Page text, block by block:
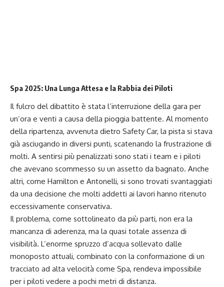
Spa 2025: Una Lunga Attesa e la Rabbia dei Piloti
Il fulcro del dibattito è stata l’interruzione della gara per
un’ora e venti a causa della pioggia battente. Al momento
della ripartenza, avvenuta dietro Safety Car, la pista si stava
già asciugando in diversi punti, scatenando la frustrazione di
molti. A sentirsi più penalizzati sono stati i team e i piloti
che avevano scommesso su un assetto da bagnato. Anche
altri, come Hamilton e Antonelli, si sono trovati svantaggiati
da una decisione che molti addetti ai lavori hanno ritenuto
eccessivamente conservativa.
Il problema, come sottolineato da più parti, non era la
mancanza di aderenza, ma la quasi totale assenza di
visibilità. L’enorme spruzzo d’acqua sollevato dalle
monoposto attuali, combinato con la conformazione di un
tracciato ad alta velocità come Spa, rendeva impossibile
per i piloti vedere a pochi metri di distanza.